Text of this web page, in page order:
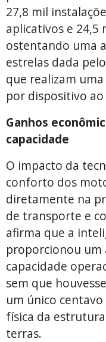
27,8 mil
aplicativos e 24,5
ostentando uma
estrelas dada
que realizam
por dispositivo ao
Ganhos
capacidade
O impacto da
conforto dos
diretamente na
de transporte e
afirma que a
proporcionou um
capacidade
sem que
um único
física da
terras.